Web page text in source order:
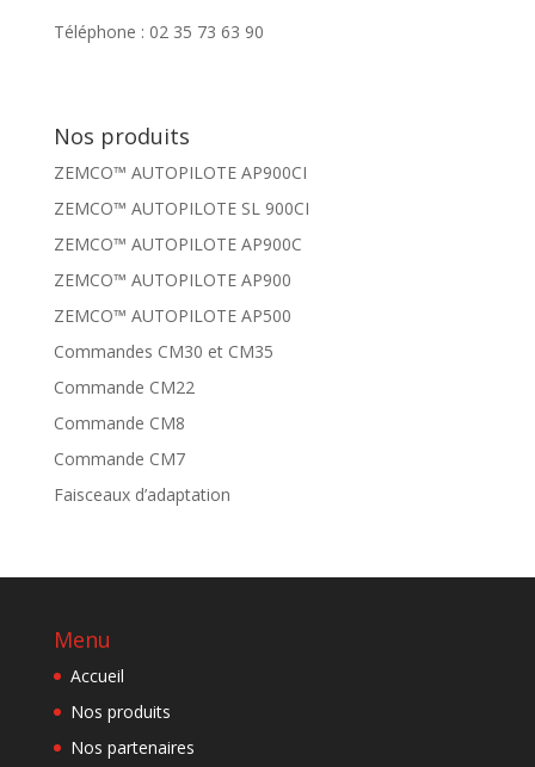
Téléphone : 02 35 73 63 90
Nos produits
ZEMCO™ AUTOPILOTE AP900CI
ZEMCO™ AUTOPILOTE SL 900CI
ZEMCO™ AUTOPILOTE AP900C
ZEMCO™ AUTOPILOTE AP900
ZEMCO™ AUTOPILOTE AP500
Commandes CM30 et CM35
Commande CM22
Commande CM8
Commande CM7
Faisceaux d’adaptation
Menu
Accueil
Nos produits
Nos partenaires